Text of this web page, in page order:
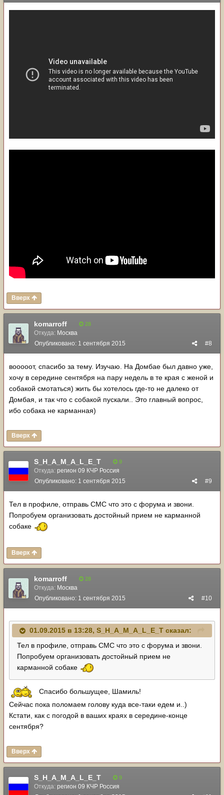
Вверх
komarroff 28
Откуда: Москва
#8
Опубликовано: 1 сентября 2015
вооооот, спасибо за тему. Изучаю. На Домбае был давно уже,
хочу в середине сентября на пару недель в те края с женой и
собакой смотаться) жить бы хотелось где-то не далеко от
Домбая, и так что с собакой пускали.. Это главный вопрос,
ибо собака не карманная)
Вверх
S_H_A_M_A_L_E_T 9
Откуда: регион 09 КЧР Россия
#9
Опубликовано: 1 сентября 2015
Тел в профиле, отправь СМС что это с форума и звони.
Попробуем организовать достойный прием не карманной
собаке
Вверх
komarroff 28
Откуда: Москва
#10
Опубликовано: 1 сентября 2015
01.09.2015 в 13:28, S_H_A_M_A_L_E_T сказал:
Тел в профиле, отправь СМС что это с форума и звони.
Попробуем организовать достойный прием не
карманной собаке
Спасибо большущее, Шамиль!
Сейчас пока поломаем голову куда все-таки едем и..)
Кстати, как с погодой в ваших краях в середине-конце
сентября?
Вверх
S_H_A_M_A_L_E_T 9
Откуда: регион 09 КЧР Россия